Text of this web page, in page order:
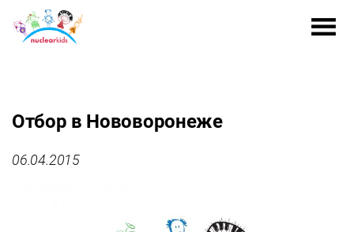
Отбор в Нововоронеже
06.04.2015